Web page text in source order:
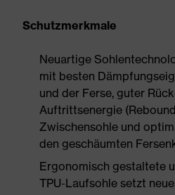
Schutzmerkmale
Neuartige
mit besten
und der Ferse, guter
Auftrittsenergie
Zwischensohle und
den geschäumten
Ergonomisch gestaltete
TPU-Laufsohle setzt